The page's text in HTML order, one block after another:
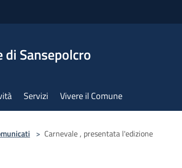
di Sansepolcro
Servizi Vivere il Comune
> Carnevale , presentata l'edizione